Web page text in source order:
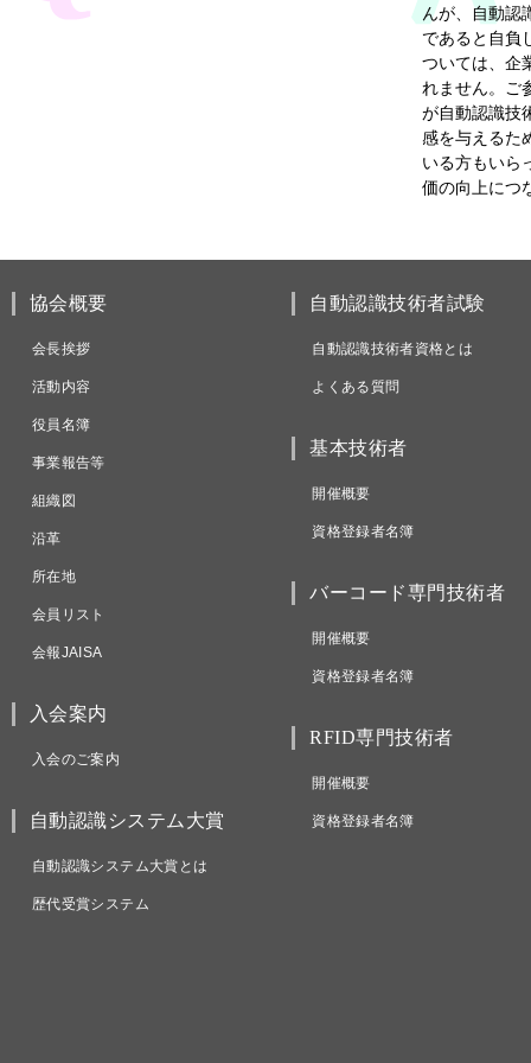
んが、自動認
であると自負
ついては、企
れません。ご
が自動認識技
感を与えるた
いる方もいら
価の向上につ
協会概要
会長挨拶
活動内容
役員名簿
事業報告等
組織図
沿革
所在地
会員リスト
会報JAISA
入会案内
入会のご案内
自動認識システム大賞
自動認識システム大賞とは
歴代受賞システム
自動認識技術者試験
自動認識技術者資格とは
よくある質問
基本技術者
開催概要
資格登録者名簿
バーコード専門技術者
開催概要
資格登録者名簿
RFID専門技術者
開催概要
資格登録者名簿